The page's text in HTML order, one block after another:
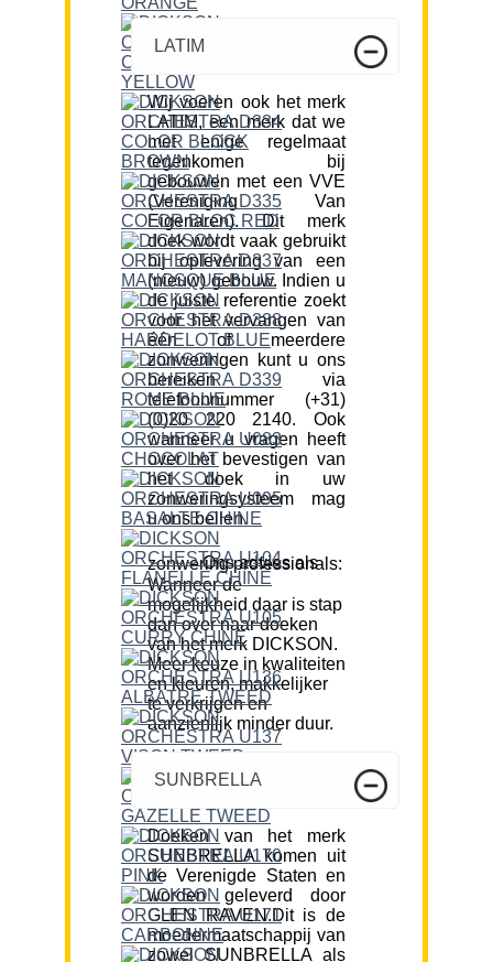
LATIM
Wij voeren ook het merk
LATIM, een merk dat we
met enige regelmaat
tegenkomen bij
gebouwen met een VVE
(Vereniging Van
Eigenaren). Dit merk
doek wordt vaak gebruikt
bij oplevering van een
(nieuw) gebouw. Indien u
de juiste referentie zoekt
voor het vervangen van
één of meerdere
zonweringen kunt u ons
bereiken via
telefoonnummer (+31)
(0)20 220 2140. Ook
wanneer u vragen heeft
over het bevestigen van
het doek in uw
zonweringsysteem mag
u ons bellen.
Ons advies als zonwering professionals:
Wanneer de
mogelijkheid daar is stap
dan over naar doeken
van het merk DICKSON.
Meer keuze in kwaliteiten
en kleuren, makkelijker
te verkrijgen en
aanzienlijk minder duur.
SUNBRELLA
Doeken van het merk
SUNBRELLA komen uit
de Verenigde Staten en
worden geleverd door
GLEN RAVEN.Dit is de
moedermaatschappij van
zowel SUNBRELLA als